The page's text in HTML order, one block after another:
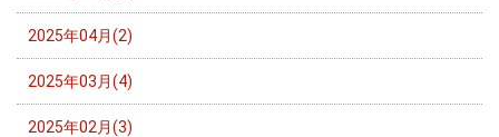
2025年04月(2)
2025年03月(4)
2025年02月(3)